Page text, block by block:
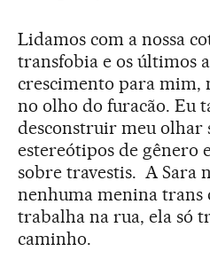
Lidamos com a nossa
transfobia e os últimos
crescimento para mim,
no olho do furacão. Eu
desconstruir meu olhar
estereótipos de gênero
sobre travestis. ­ A Sara
nenhuma menina trans
trabalha na rua, ela só
caminho.